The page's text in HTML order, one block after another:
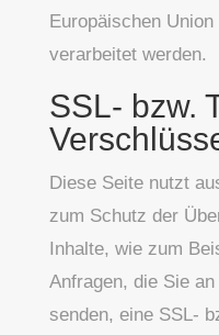
Europäischen
verarbeitet werden.
SSL- bzw.
Diese Seite nutzt
zum Schutz der
Inhalte, wie zum
Anfragen, die Sie
senden, eine SSL-